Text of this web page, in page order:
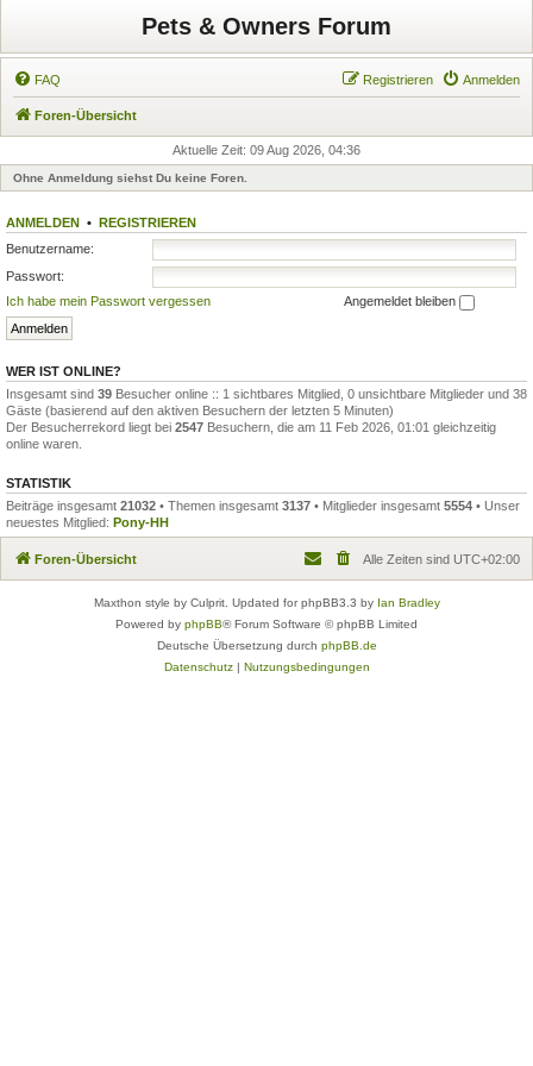
Pets & Owners Forum
FAQ Anmelden
Registrieren
Foren-Übersicht
Aktuelle Zeit: 09 Aug 2026, 04:36
Ohne Anmeldung siehst Du keine Foren.
ANMELDEN • REGISTRIEREN
Benutzername:
Passwort:
Ich habe mein Passwort vergessen
Angemeldet bleiben
WER IST ONLINE?
Insgesamt sind 39 Besucher online :: 1 sichtbares Mitglied, 0 unsichtbare Mitglieder und 38
Gäste (basierend auf den aktiven Besuchern der letzten 5 Minuten)
Der Besucherrekord liegt bei 2547 Besuchern, die am 11 Feb 2026, 01:01 gleichzeitig
online waren.
STATISTIK
Beiträge insgesamt 21032 • Themen insgesamt 3137 • Mitglieder insgesamt 5554 • Unser
neuestes Mitglied: Pony-HH
Foren-Übersicht Alle Zeiten sind UTC+02:00
Maxthon style by Culprit. Updated for phpBB3.3 by Ian Bradley
Powered by phpBB® Forum Software © phpBB Limited
Deutsche Übersetzung durch phpBB.de
Datenschutz| Nutzungsbedingungen